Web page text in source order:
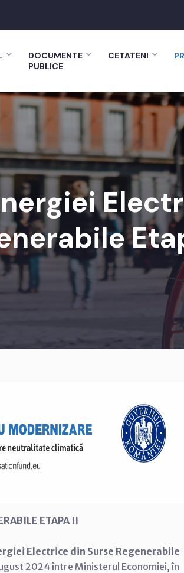
DOCUMENTE
PUBLICE
CETATENI
ETAPA II
Electrice din Surse Regenerabile
2024 între Ministerul Economiei, în